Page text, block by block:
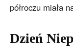
półroczu miała
Dzień